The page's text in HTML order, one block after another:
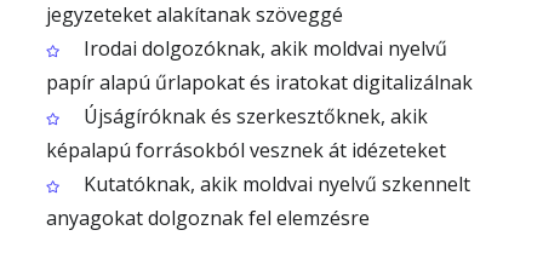
jegyzeteket alakítanak szöveggé
Irodai dolgozóknak, akik moldvai nyelvű
papír alapú űrlapokat és iratokat digitalizálnak
Újságíróknak és szerkesztőknek, akik
képalapú forrásokból vesznek át idézeteket
Kutatóknak, akik moldvai nyelvű szkennelt
anyagokat dolgoznak fel elemzésre